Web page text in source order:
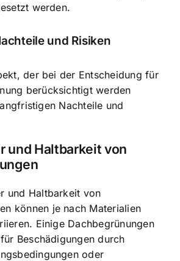
werden.
und Risiken
der bei der Entscheidung für
berücksichtigt werden
Nachteile und
und Haltbarkeit von
und Haltbarkeit von
können je nach Materialien
Einige Dachbegrünungen
Beschädigungen durch
oder